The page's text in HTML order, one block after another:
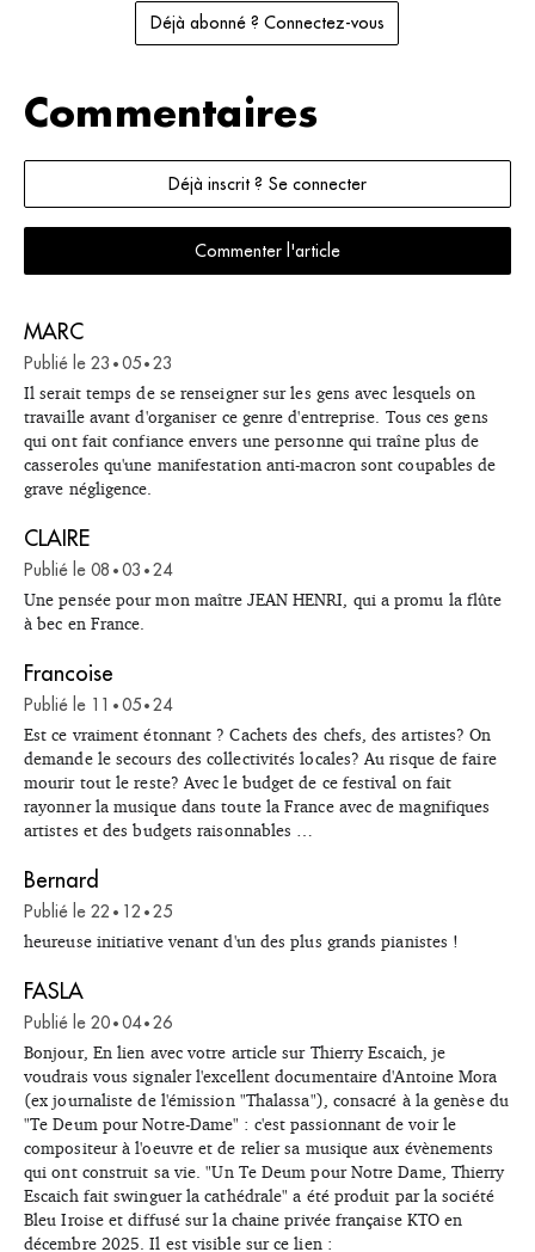
Déjà abonné ? Connectez-vous
Commentaires
Déjà inscrit ? Se connecter
Commenter l'article
MARC
Publié le 23 • 05 • 23
Il serait temps de se renseigner sur les gens avec lesquels on
travaille avant d'organiser ce genre d'entreprise. Tous ces gens
qui ont fait confiance envers une personne qui traîne plus de
casseroles qu'une manifestation anti-macron sont coupables de
grave négligence.
CLAIRE
Publié le 08 • 03 • 24
Une pensée pour mon maître JEAN HENRI, qui a promu la flûte
à bec en France.
Francoise
Publié le 11 • 05 • 24
Est ce vraiment étonnant ? Cachets des chefs, des artistes? On
demande le secours des collectivités locales? Au risque de faire
mourir tout le reste? Avec le budget de ce festival on fait
rayonner la musique dans toute la France avec de magnifiques
artistes et des budgets raisonnables …
Bernard
Publié le 22 • 12 • 25
heureuse initiative venant d'un des plus grands pianistes !
FASLA
Publié le 20 • 04 • 26
Bonjour, En lien avec votre article sur Thierry Escaich, je
voudrais vous signaler l'excellent documentaire d'Antoine Mora
(ex journaliste de l'émission "Thalassa"), consacré à la genèse du
"Te Deum pour Notre-Dame" : c'est passionnant de voir le
compositeur à l'oeuvre et de relier sa musique aux évènements
qui ont construit sa vie. "Un Te Deum pour Notre Dame, Thierry
Escaich fait swinguer la cathédrale" a été produit par la société
Bleu Iroise et diffusé sur la chaine privée française KTO en
décembre 2025. Il est visible sur ce lien :